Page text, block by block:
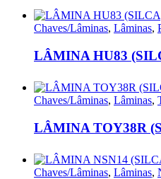
Chaves/Lâminas, Lâminas,
LÂMINA HU83
Chaves/Lâminas, Lâminas,
LÂMINA TOY38R
Chaves/Lâminas, Lâminas,